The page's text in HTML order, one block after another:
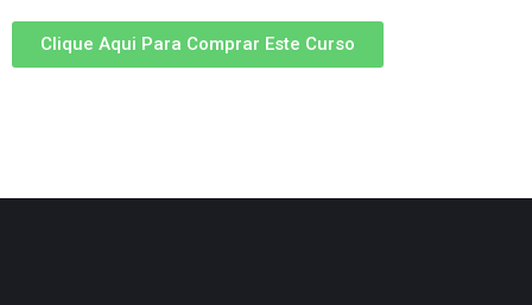
Clique Aqui Para Comprar Este Curso